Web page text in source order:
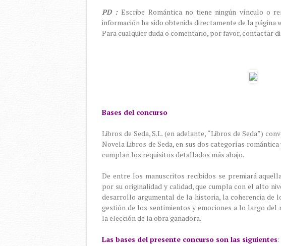
PD :Escribe Romántica no tiene ningún vínculo o
información ha sido obtenida directamente de la página
Para cualquier duda o comentario, por favor, contactar
Bases del concurso
Libros de Seda, S.L. (en adelante, “Libros de Seda”)
Novela Libros de Seda, en sus dos categorías
cumplan los requisitos detallados más abajo.
De entre los manuscritos recibidos se premiará
por su originalidad y calidad, que cumpla con el alto
desarrollo argumental de la historia, la coherencia de
gestión de los sentimientos y emociones a lo largo
la elección de la obra ganadora.
Las bases del presente concurso son las siguientes: